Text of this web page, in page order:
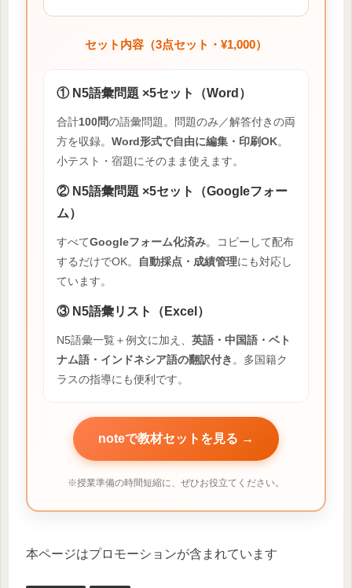
セット内容（3点セット・¥1,000）
① N5語彙問題 ×5セット（Word）
合計100問の語彙問題。問題のみ／解答付きの両
方を収録。 Word形式で自由に編集・印刷OK。
小テスト・宿題にそのまま使えます。
② N5語彙問題 ×5セット（Googleフォー
ム）
すべてGoogleフォーム化済み。コピーして配布
するだけでOK。
自動採点・成績管理にも対応し
ています。
③ N5語彙リスト（Excel）
N5語彙一覧＋例文に加え、 英語・中国語・ベト
ナム語・インドネシア語の翻訳付き 。多国籍ク
ラスの指導にも便利です。
noteで教材セットを見る →
※授業準備の時間短縮に、ぜひお役立てください。
本ページはプロモーションが含まれています